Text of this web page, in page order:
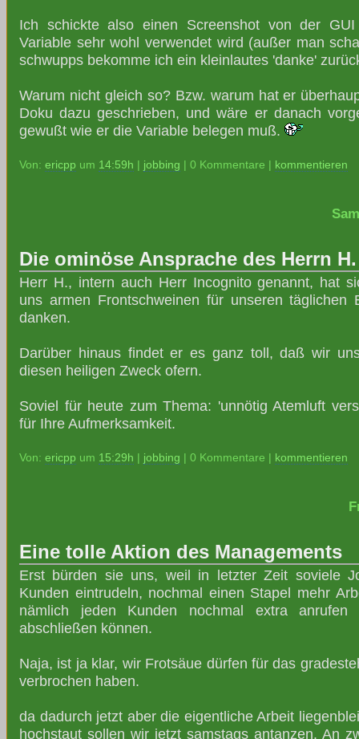
Ich schickte also einen Screenshot von der
Variable sehr wohl verwendet wird (außer man
schwupps bekomme ich ein kleinlautes 'danke'
Warum nicht gleich so? Bzw. warum hat er
Doku dazu geschrieben, und wäre er danach
gewußt wie er die Variable belegen muß.
Von: ericpp um 14:59h jobbing | 0 Kommentare | kommentieren
Die ominöse Ansprache des Herrn H.
Herr H., intern auch Herr Incognito genannt, hat
uns armen Frontschweinen für unseren täglichen
danken.
Darüber hinaus findet er es ganz toll, daß wir
diesen heiligen Zweck ofern.
Soviel für heute zum Thema: 'unnötig Atemluft
für Ihre Aufmerksamkeit.
Von: ericpp um 15:29h jobbing | 0 Kommentare | kommentieren
Eine tolle Aktion des Managements
Erst bürden sie uns, weil in letzter Zeit soviele
Kunden eintrudeln, nochmal einen Stapel mehr
nämlich jeden Kunden nochmal extra
abschließen können.
Naja, ist ja klar, wir Frotsäue dürfen für das
verbrochen haben.
da dadurch jetzt aber die eigentliche Arbeit
hochstaut sollen wir jetzt samstags antanzen. An